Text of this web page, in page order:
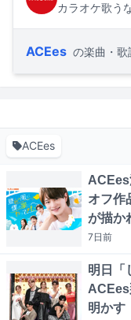
カラオケ歌う
ACEes の楽曲・歌
ACEes
ACEes
オフ作
が描か
7日前
明日「
ACEes
明かす